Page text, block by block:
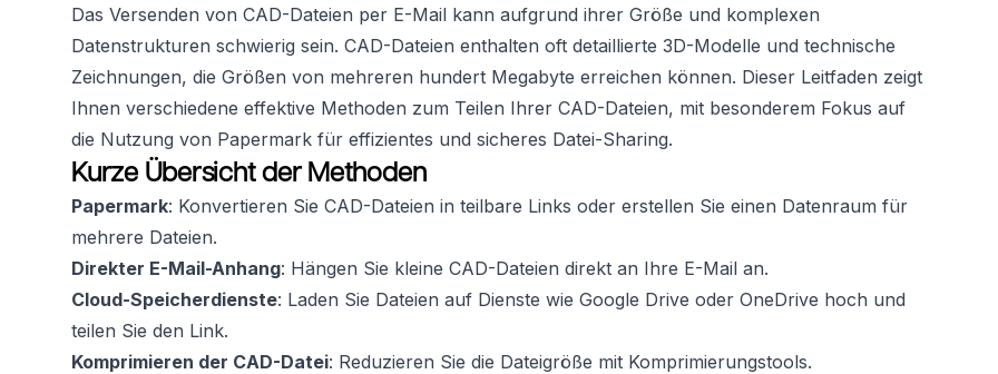
Das Versenden von CAD-Dateien per E-Mail kann aufgrund ihrer Größe und komplexen
Datenstrukturen schwierig sein. CAD-Dateien enthalten oft detaillierte 3D-Modelle und technische
Zeichnungen, die Größen von mehreren hundert Megabyte erreichen können. Dieser Leitfaden zeigt
Ihnen verschiedene effektive Methoden zum Teilen Ihrer CAD-Dateien, mit besonderem Fokus auf
die Nutzung von Papermark für effizientes und sicheres Datei-Sharing.
Kurze Übersicht der Methoden
Papermark: Konvertieren Sie CAD-Dateien in teilbare Links oder erstellen Sie einen Datenraum für
mehrere Dateien.
Direkter E-Mail-Anhang: Hängen Sie kleine CAD-Dateien direkt an Ihre E-Mail an.
Cloud-Speicherdienste: Laden Sie Dateien auf Dienste wie Google Drive oder OneDrive hoch und
teilen Sie den Link.
Komprimieren der CAD-Datei: Reduzieren Sie die Dateigröße mit Komprimierungstools.